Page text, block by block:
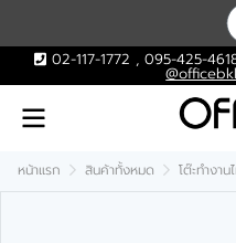
02-117-1772 , 095-425-
หน้าแรก สินค้าทั้งหมด โต๊ะทำงาน